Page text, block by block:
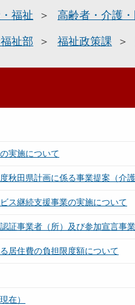
福祉 高齢者・介護
祉部 福祉政策課
実施について
秋田県計画に係る事業提案（介
ス継続支援事業の実施について
証事業者（所）及び参加宣言事
居住費の負担限度額について
在）